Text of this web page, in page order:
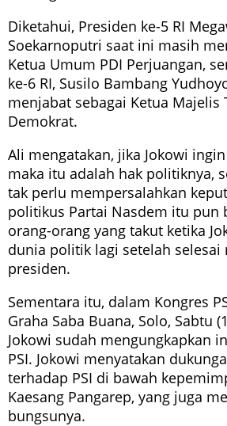
Diketahui, Presiden ke-5 RI
Soekarnoputri saat ini masih
Ketua Umum PDI Perjuangan,
ke-6 RI, Susilo Bambang
menjabat sebagai Ketua Majelis
Demokrat.
Ali mengatakan, jika Jokowi
maka itu adalah hak politiknya,
tak perlu mempersalahkan
politikus Partai Nasdem itu pun
orang-orang yang takut ketika
dunia politik lagi setelah selesai
presiden.
Sementara itu, dalam Kongres
Graha Saba Buana, Solo, Sabtu
Jokowi sudah mengungkapkan
PSI. Jokowi menyatakan
terhadap PSI di bawah
Kaesang Pangarep, yang juga
bungsunya.